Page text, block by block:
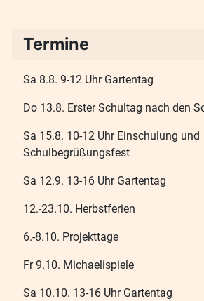
Termine
Sa 8.8. 9-12 Uhr Gartentag
Do 13.8. Erster Schultag nach den
Sa 15.8. 10-12 Uhr Einschulung und
Schulbegrüßungsfest
Sa 12.9. 13-16 Uhr Gartentag
12.-23.10. Herbstferien
6.-8.10. Projekttage
Fr 9.10. Michaelispiele
Sa 10.10. 13-16 Uhr Gartentag